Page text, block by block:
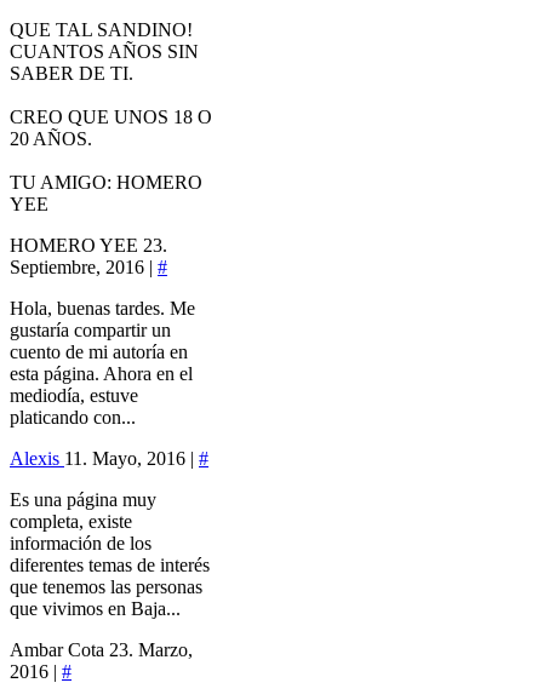
QUE TAL SANDINO!
CUANTOS AÑOS SIN
SABER DE TI.
CREO QUE UNOS 18 O
20 AÑOS.
TU AMIGO: HOMERO
YEE
HOMERO YEE 23.
Septiembre, 2016 | #
Hola, buenas tardes. Me
gustaría compartir un
cuento de mi autoría en
esta página. Ahora en el
mediodía, estuve
platicando con...
Alexis 11. Mayo, 2016 | #
Es una página muy
completa, existe
información de los
diferentes temas de interés
que tenemos las personas
que vivimos en Baja...
Ambar Cota 23. Marzo,
2016 | #